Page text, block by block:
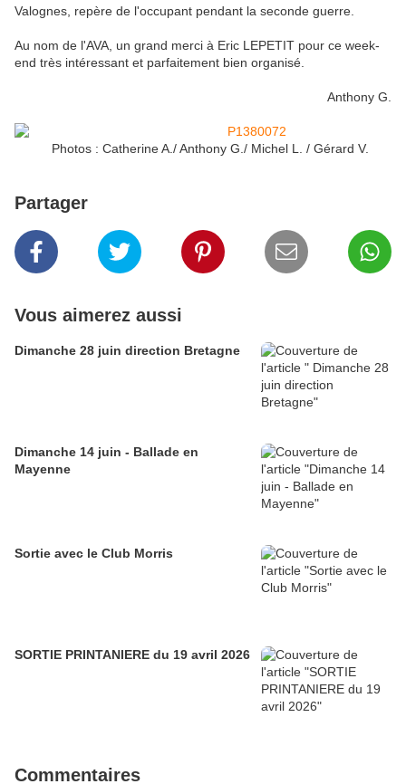
Valognes, repère de l'occupant pendant la seconde guerre.
Au nom de l'AVA, un grand merci à Eric LEPETIT pour ce week-
end très intéressant et parfaitement bien organisé.
Anthony G.
Photos : Catherine A./ Anthony G./ Michel L. / Gérard V.
Partager
Vous aimerez aussi
Dimanche 28 juin direction Bretagne
Dimanche 14 juin - Ballade en
Mayenne
Sortie avec le Club Morris
SORTIE PRINTANIERE du 19 avril 2026
Commentaires